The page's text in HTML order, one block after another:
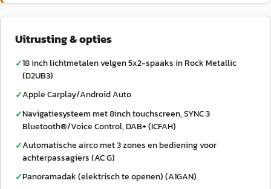
Uitrusting & opties
✓18 inch lichtmetalen velgen 5x2-spaaks in Rock Metallic
(D2UB3)
✓Apple Carplay/Android Auto
✓Navigatiesysteem met 8inch touchscreen, SYNC 3
Bluetooth®/Voice Control, DAB+ (ICFAH)
✓Automatische airco met 3 zones en bediening voor
achterpassagiers (AC G)
✓Panoramadak (elektrisch te openen) (A1GAN)